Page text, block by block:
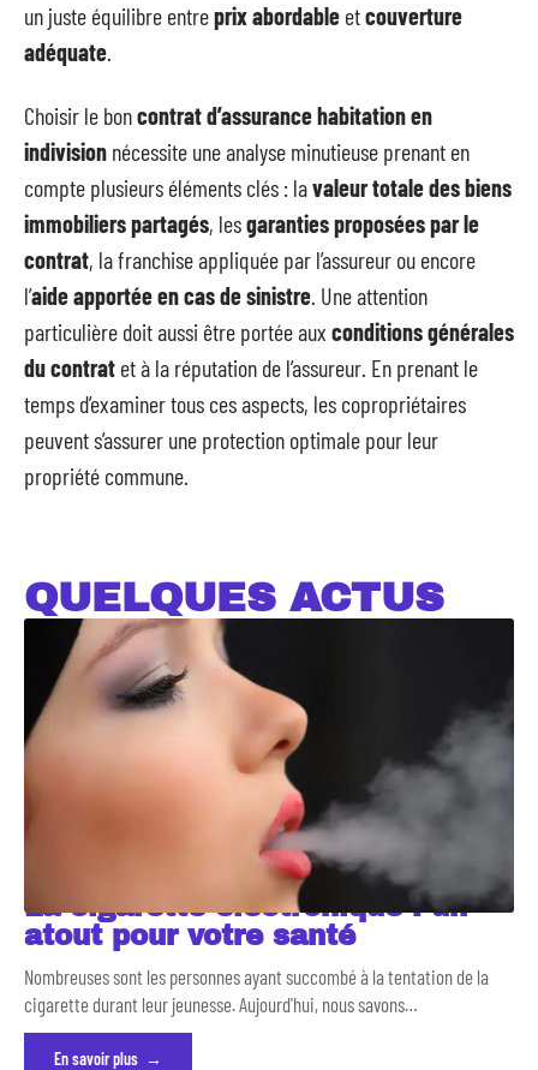
un juste équilibre entreprix abordable etcouverture
adéquate.
Choisir le boncontrat d’assurance habitation en
indivision nécessite une analyse minutieuse prenant en
compte plusieurs éléments clés : lavaleur totale des biens
immobiliers partagés, lesgaranties proposées par le
contrat, la franchise appliquée par l’assureur ou encore
l’aide apportée en cas de sinistre. Une attention
particulière doit aussi être portée aux conditions générales
du contrat et à la réputation de l’assureur. En prenant le
temps d’examiner tous ces aspects, les copropriétaires
peuvent s’assurer une protection optimale pour leur
propriété commune.
QUELQUES ACTUS
La cigarette électronique : un
atout pour votre santé
Nombreuses sont les personnes ayant succombé à la tentation de la
cigarette durant leur jeunesse. Aujourd'hui, nous savons…
En savoir plus